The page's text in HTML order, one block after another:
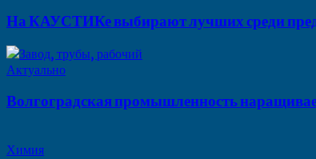
На КАУСТИКе выбирают лучших среди
Актуально
Волгоградская промышленность
Химия